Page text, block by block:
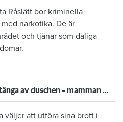
Råslätt bor kriminella
narkotika. De är
och tjänar som dåliga
Barn glömde stänga av duschen – mamman måste betala 300 000
väljer att utföra sina brott i